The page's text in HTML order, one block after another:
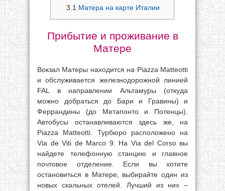
3.1 Матера на карте Италии
Прибытие и проживание в
Матере
Вокзал Матеры находится на Piazza Matteotti
и обслуживается железнодорожной линией
FAL в направлении Альтамуры (откуда
можно добраться до Бари и Гравины) и
Феррандины (до Метапонто и Потенцы).
Автобусы останавливаются здесь же, на
Piazza Matteotti. Турбюро расположено на
Via de Viti de Marco 9. На Via del Corso вы
найдете телефонную станцию и главное
почтовое отделение. Если вы хотите
остановиться в Матере, выбирайте один из
новых скальных отелей. Лучший из них –